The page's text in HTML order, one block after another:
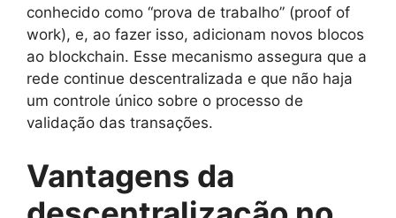
conhecido como “prova de trabalho” (proof of
work), e, ao fazer isso, adicionam novos blocos
ao blockchain. Esse mecanismo assegura que a
rede continue descentralizada e que não haja
um controle único sobre o processo de
validação das transações.
Vantagens da